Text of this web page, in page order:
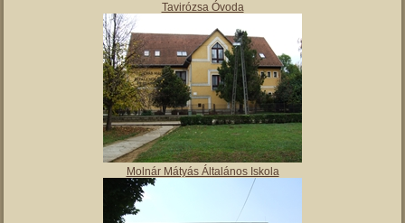
Tavirózsa Óvoda
Molnár Mátyás Általános Iskola